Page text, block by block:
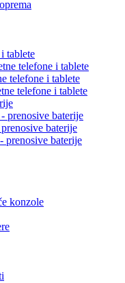
tablete
telefone i tablete
telefone i tablete
telefone i tablete
prenosive baterije
baterije
prenosive baterije
konzole